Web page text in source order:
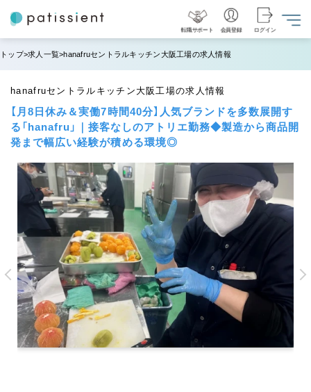
転職サポート 会員登録 ログイン
トップ 求人一覧 hanafruセントラルキッチン大阪工場の求人情報
hanafruセントラルキッチン大阪工場の求人情報
【月8日休み＆実働7時間40分】人気ブランドを多数展開す
る「hanafru」｜接客なしのアトリエ勤務◆製造から商品開
発まで幅広い経験が積める環境◎